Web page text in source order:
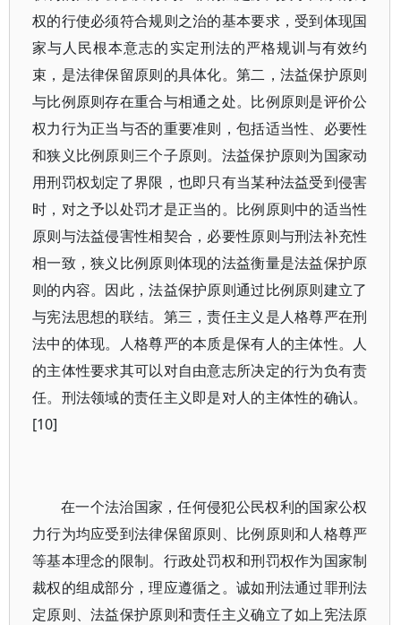
权的行使必须符合规则之治的基本要求，受到体现国
家与人民根本意志的实定刑法的严格规训与有效约
束，是法律保留原则的具体化。第二，法益保护原则
与比例原则存在重合与相通之处。比例原则是评价公
权力行为正当与否的重要准则，包括适当性、必要性
和狭义比例原则三个子原则。法益保护原则为国家动
用刑罚权划定了界限，也即只有当某种法益受到侵害
时，对之予以处罚才是正当的。比例原则中的适当性
原则与法益侵害性相契合，必要性原则与刑法补充性
相一致，狭义比例原则体现的法益衡量是法益保护原
则的内容。因此，法益保护原则通过比例原则建立了
与宪法思想的联结。第三，责任主义是人格尊严在刑
法中的体现。人格尊严的本质是保有人的主体性。人
的主体性要求其可以对自由意志所决定的行为负有责
任。刑法领域的责任主义即是对人的主体性的确认。
[10]
在一个法治国家，任何侵犯公民权利的国家公权
力行为均应受到法律保留原则、比例原则和人格尊严
等基本理念的限制。行政处罚权和刑罚权作为国家制
裁权的组成部分，理应遵循之。诚如刑法通过罪刑法
定原则、法益保护原则和责任主义确立了如上宪法原